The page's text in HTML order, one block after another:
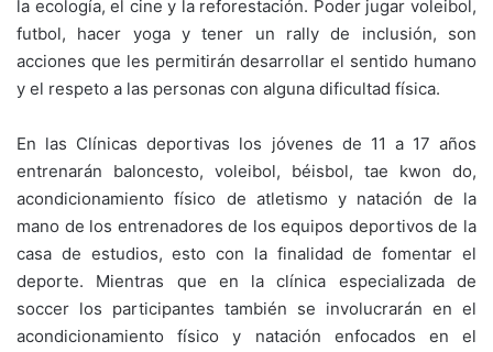
la ecología, el cine y la reforestación. Poder jugar voleibol,
futbol, hacer yoga y tener un rally de inclusión, son
acciones que les permitirán desarrollar el sentido humano
y el respeto a las personas con alguna dificultad física.
En las Clínicas deportivas los jóvenes de 11 a 17 años
entrenarán baloncesto, voleibol, béisbol, tae kwon do,
acondicionamiento físico de atletismo y natación de la
mano de los entrenadores de los equipos deportivos de la
casa de estudios, esto con la finalidad de fomentar el
deporte. Mientras que en la clínica especializada de
soccer los participantes también se involucrarán en el
acondicionamiento físico y natación enfocados en el